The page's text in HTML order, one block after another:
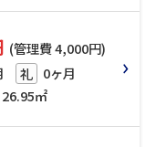
(管理費 4,000円)
礼 0ヶ月
㎡